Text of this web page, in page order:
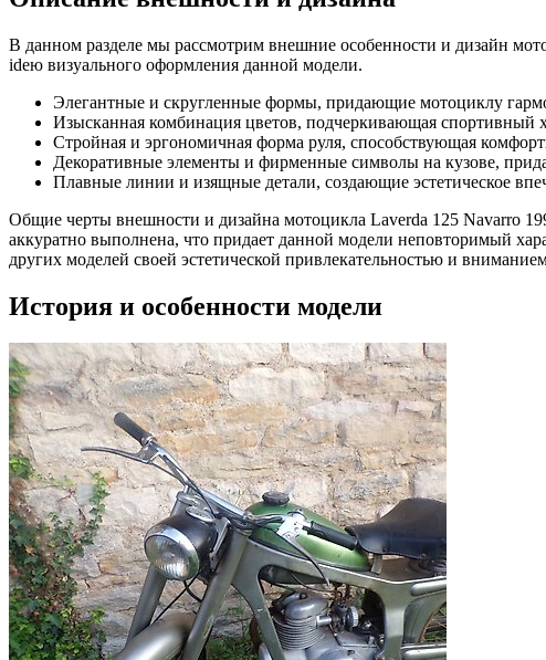
В данном разделе мы рассмотрим внешние особенности и дизайн
idею визуального оформления данной модели.
Элегантные и скругленные формы, придающие мотоциклу
Изысканная комбинация цветов, подчеркивающая спортивный
Стройная и эргономичная форма руля, способствующая
Декоративные элементы и фирменные символы на кузове,
Плавные линии и изящные детали, создающие эстетическое
Общие черты внешности и дизайна мотоцикла Laverda 125 Navarro
аккуратно выполнена, что придает данной модели неповторимый
других моделей своей эстетической привлекательностью и
История и особенности модели